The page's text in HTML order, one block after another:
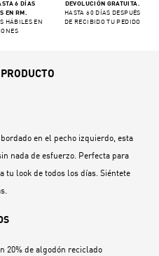
6 DÍAS
EN RM.
HÁBILES EN
DEVOLUCIÓN GRATUITA.
HASTA 60 DÍAS DESPUÉS
DE RECIBIDO TU PEDIDO
en el pecho izquierdo, esta
nada de esfuerzo. Perfecta para
tu look de todos los días. Siéntete
20% de algodón reciclado